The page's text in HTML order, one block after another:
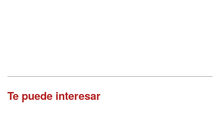
Te puede interesar